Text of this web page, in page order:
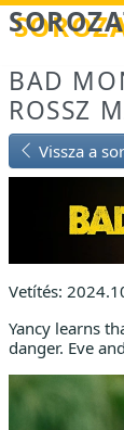
Betöltés...
BAD
ROSSZ
Vissza a
Vetítés:
Yancy learns
danger. Eve